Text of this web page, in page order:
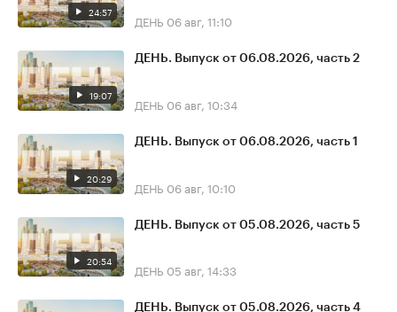
24:57 ДЕНЬ 06 авг, 11:10
19:07
ДЕНЬ. Выпуск от 06.08.2026, часть 2
ДЕНЬ 06 авг, 10:34
20:29
ДЕНЬ. Выпуск от 06.08.2026, часть 1
ДЕНЬ 06 авг, 10:10
20:54
ДЕНЬ. Выпуск от 05.08.2026, часть 5
ДЕНЬ 05 авг, 14:33
ДЕНЬ. Выпуск от 05.08.2026, часть 4